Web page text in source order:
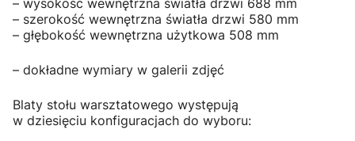
– wysokość wewnętrzna światła drzwi 688 mm
– szerokość wewnętrzna światła drzwi 580 mm
– głębokość wewnętrzna użytkowa 508 mm
– dokładne wymiary w galerii zdjęć
Blaty stołu warsztatowego występują
w dziesięciu konfiguracjach do wyboru: